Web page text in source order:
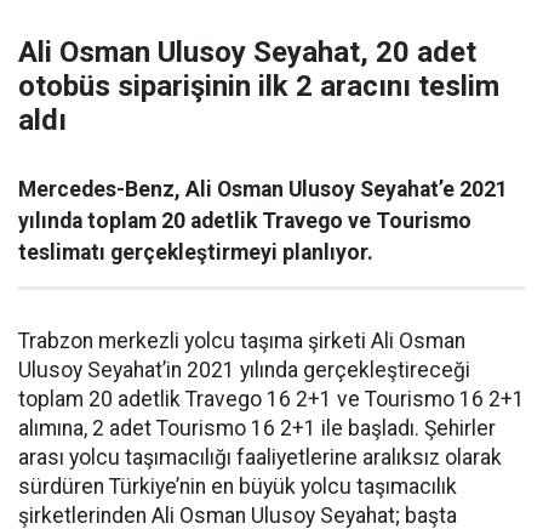
Ali Osman Ulusoy Seyahat, 20 adet
otobüs siparişinin ilk 2 aracını teslim
aldı
Mercedes-Benz, Ali Osman Ulusoy Seyahat’e 2021
yılında toplam 20 adetlik Travego ve Tourismo
teslimatı gerçekleştirmeyi planlıyor.
Trabzon merkezli yolcu taşıma şirketi Ali Osman
Ulusoy Seyahat’in 2021 yılında gerçekleştireceği
toplam 20 adetlik Travego 16 2+1 ve Tourismo 16 2+1
alımına, 2 adet Tourismo 16 2+1 ile başladı. Şehirler
arası yolcu taşımacılığı faaliyetlerine aralıksız olarak
sürdüren Türkiye’nin en büyük yolcu taşımacılık
şirketlerinden Ali Osman Ulusoy Seyahat; başta